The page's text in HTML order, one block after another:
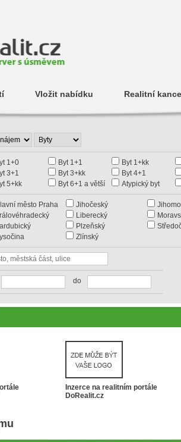
Vložit nabídku Realitní
1+0 Byt 1+1
Byt 1+kk
3+1
Byt 3+kk
Byt 4+1
5+kk
Byt 6+1 a větší Atypický byt
město Praha Jihočeský
Liberecký
Plzeňský
Zlínský
do
Inzerce na realitním portále
DoRealit.cz